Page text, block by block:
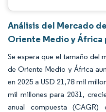
Análisis del Mercado
Oriente Medio y
Se espera que el tamaño del
de Oriente Medio y África
en 2025 a USD 21,78 mil
mil millones para 2031,
anual compuesta (CAGR)